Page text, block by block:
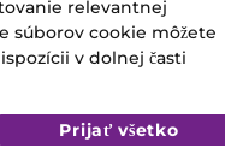
relevantnej
súborov cookie môžete
v dolnej časti
Prijať všetko